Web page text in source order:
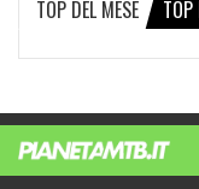
TOP DEL MESE TOP